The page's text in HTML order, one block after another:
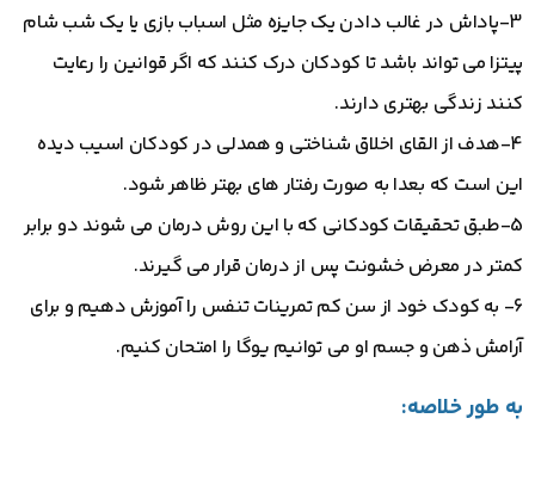
3-پاداش در غالب دادن یک جایزه مثل اسباب بازی یا یک شب شام
پیتزا می تواند باشد تا کودکان درک کنند که اگر قوانین را رعایت
کنند زندگی بهتری دارند.
4-هدف از القای اخلاق شناختی و همدلی در کودکان اسیب دیده
این است که بعدا به صورت رفتار های بهتر ظاهر شود.
5-طبق تحقیقات کودکانی که با این روش درمان می شوند دو برابر
کمتر در معرض خشونت پس از درمان قرار می گیرند.
6- به کودک خود از سن کم تمرینات تنفس را آموزش دهیم و برای
آرامش ذهن و جسم او می توانیم یوگا را امتحان کنیم.
به طور خلاصه: